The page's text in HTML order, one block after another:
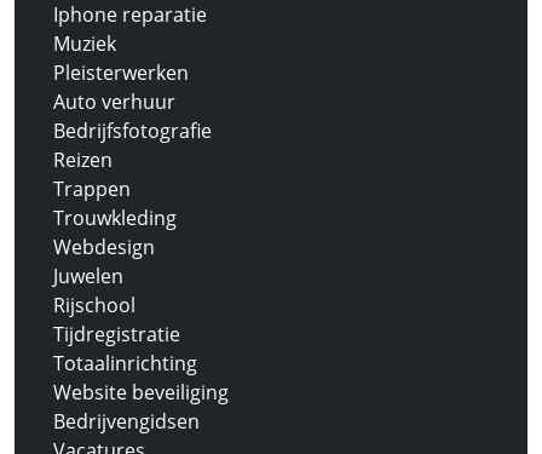
Iphone reparatie
Muziek
Pleisterwerken
Auto verhuur
Bedrijfsfotografie
Reizen
Trappen
Trouwkleding
Webdesign
Juwelen
Rijschool
Tijdregistratie
Totaalinrichting
Website beveiliging
Bedrijvengidsen